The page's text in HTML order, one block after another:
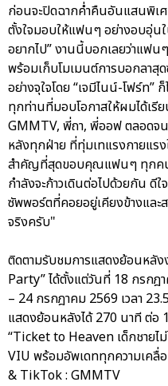
ก่อนจะปิดฉากค่ำคืนอันแสนพิเ
ตั้งใจมอบให้แฟนๆ อย่างอบอุ่น
อยากไป” งานนี้บอกเลยว่าแฟ
พร้อมเก็บโมเมนต์การบอกลา
อย่างจุใจโดย “เจมีไนน์-โฟร์ท
ทุกท่านที่มอบโอกาสให้ผมได้เ
GMMTV, พี่ถา, พี่ออฟ ตลอดจ
หลังทุกฝ่าย ที่ทุ่มเทแรงกายแร
สำคัญที่สุดขอบคุณแฟนๆ ทุกคน
กำลังจะก้าวเดินต่อไปด้วยกัน
ซัพพอร์ตที่คอยอยู่เคียงข้างแล
จริงครับ"
ติดตามรับชมการแสดงย้อนหลั
Party” ได้ตั้งแต่วันที่ 18 กรกฎ
– 24 กรกฎาคม 2569 เวลา
แสดงย้อนหลังได้ 270 นาที ต่อ
“Ticket to Heaven เด็กชายไ
VIU พร้อมอัพเดททุกความเคลื่
& TikTok : GMMTV